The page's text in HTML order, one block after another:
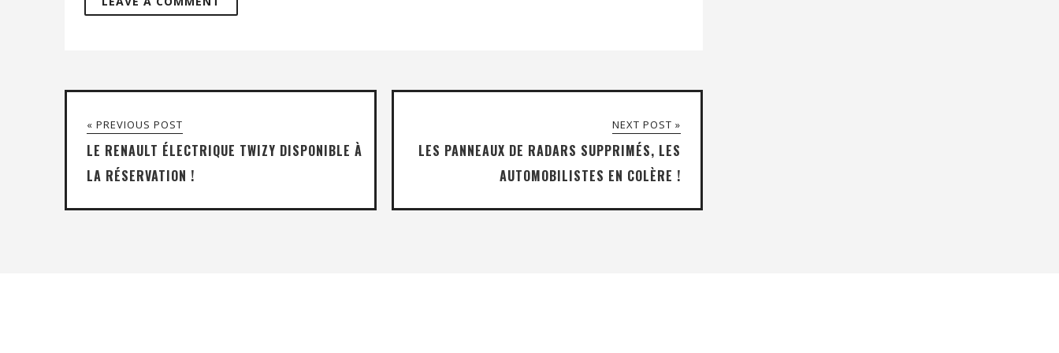
« PREVIOUS POST
LE RENAULT ÉLECTRIQUE TWIZY DISPONIBLE À
LA RÉSERVATION !
NEXT POST »
LES PANNEAUX DE RADARS SUPPRIMÉS, LES
AUTOMOBILISTES EN COLÈRE !